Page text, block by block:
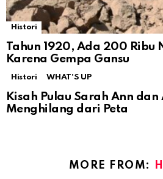
Histori
Tahun 1920, Ada 200 Ribu
Karena Gempa Gansu
Histori WHAT'S UP
Kisah Pulau Sarah Ann
Menghilang dari Peta
MORE FROM: